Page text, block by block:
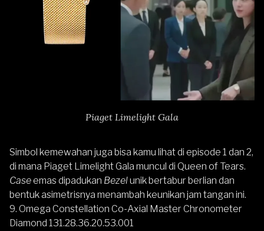
Piaget Limelight Gala
Simbol kemewahan juga bisa kamu lihat di episode 1 dan 2,
di mana Piaget Limelight Gala muncul di Queen of Tears.
Caseemas dipadukan Bezelunik bertabur berlian dan
bentuk asimetrisnya menambah keunikan jam tangan ini.
9. Omega Constellation Co-Axial Master Chronometer
Diamond 131.28.36.20.53.001